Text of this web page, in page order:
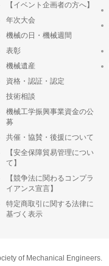
【イベント企画者の方へ】
年次大会
機械の日・機械週間
表彰
機械遺産
資格・認証・認定
技術相談
機械工学振興事業資金の公
募
共催・協賛・後援について
【安全保障貿易管理につい
て】
【競争法に関わるコンプラ
イアンス宣言】
特定商取引に関する法律に
基づく表示
of Mechanical Engineers.